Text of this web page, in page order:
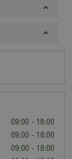
09:00 - 18:00
09:00 - 18:00
09:00 - 18:00